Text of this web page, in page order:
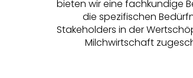
bieten wir eine fachkundige
die spezifischen
Stakeholders in der
Milchwirtschaft